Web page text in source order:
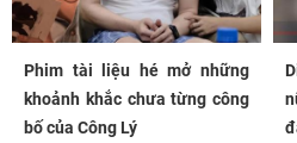
Phim tài liệu hé mở những
khoảnh khắc chưa từng công
bố của Công Lý